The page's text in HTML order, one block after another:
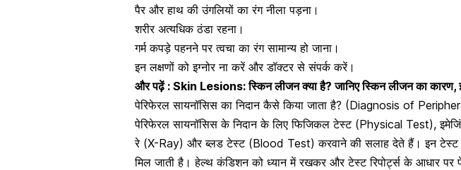
पैर और हाथ की उंगलियों का रंग नीला पड़ना।
शरीर अत्यधिक ठंडा रहना।
गर्म कपड़े पहनने परत्वचा का रंगसामान्य हो जाना।
इन लक्षणों को इग्नोर ना करें और डॉक्टर से संपर्क करें।
और पढ़ें : Skin Lesions: स्किन लीजन क्या है? जानिए स्किन लीजन का कारण,
पेरिफेरल सायनॉसिस का निदान कैसे किया जाता है? (Diagnosis of
पेरिफेरल सायनॉसिस के निदान के लिए फिजिकल टेस्ट (Physical Test),
रे(X-Ray) औरब्लड टेस्ट(Blood Test) करवाने की सलाह देते हैं। इन टेस्ट
मिल जाती है। हेल्थ कंडिशन को ध्यान में रखकर और टेस्ट रिपोर्ट्स के आधार पर